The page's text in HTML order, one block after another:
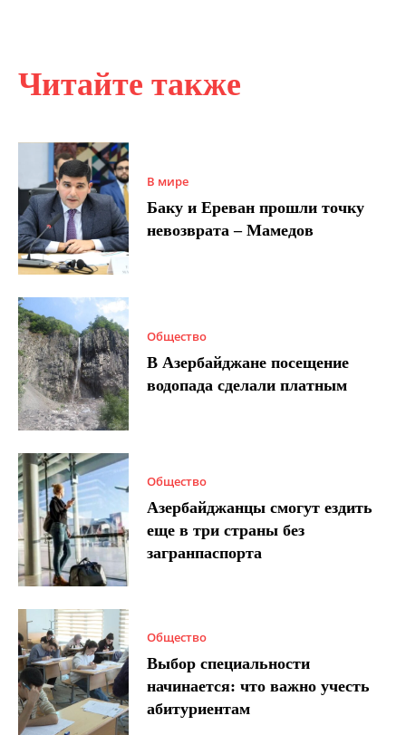
Читайте также
В мире
Баку и Ереван прошли точку
невозврата – Мамедов
Общество
В Азербайджане посещение
водопада сделали платным
Общество
Азербайджанцы смогут ездить
еще в три страны без
загранпаспорта
Общество
Выбор специальности
начинается: что важно учесть
абитуриентам